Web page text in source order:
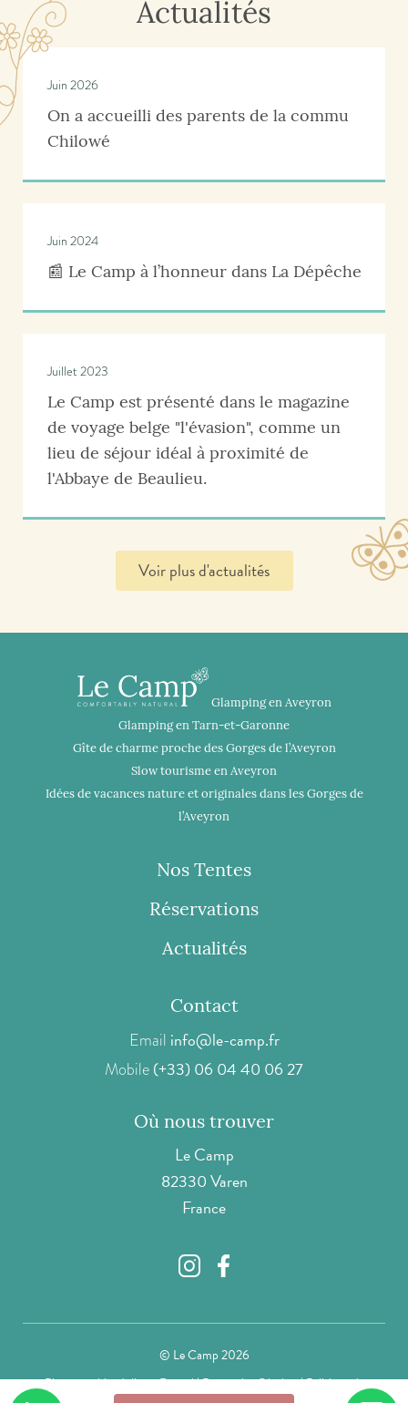
Actualités
Juin 2026
On a accueilli des parents de la commu
Chilowé
Juin 2024
📰 Le Camp à l’honneur dans La Dépêche
Juillet 2023
Le Camp est présenté dans le magazine
de voyage belge "l'évasion", comme un
lieu de séjour idéal à proximité de
l'Abbaye de Beaulieu.
Voir plus d'actualités
Glamping en Aveyron
Glamping en Tarn-et-Garonne
Gîte de charme proche des Gorges de l’Aveyron
Slow tourisme en Aveyron
Idées de vacances nature et originales dans les Gorges de
l’Aveyron
Nos Tentes
Réservations
Actualités
Contact
Email info@le-camp.fr
Mobile (+33) 06 04 40 06 27
Où nous trouver
Le Camp
82330 Varen
France
© Le Camp 2026
Photographies Juliette Raynal|Partenaire Olyslow|Politique de